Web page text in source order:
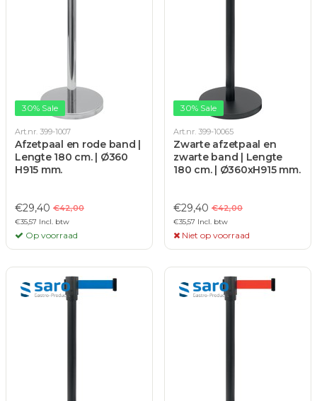
30% Sale
Art.nr. 399-1007
Afzetpaal en rode band |
Lengte 180 cm. | Ø360
H915 mm.
€29,40 €42,00
€35,57 Incl. btw
Op voorraad
30% Sale
Art.nr. 399-10065
Zwarte afzetpaal en
zwarte band | Lengte
180 cm. | Ø360xH915 mm.
€29,40 €42,00
€35,57 Incl. btw
Niet op voorraad